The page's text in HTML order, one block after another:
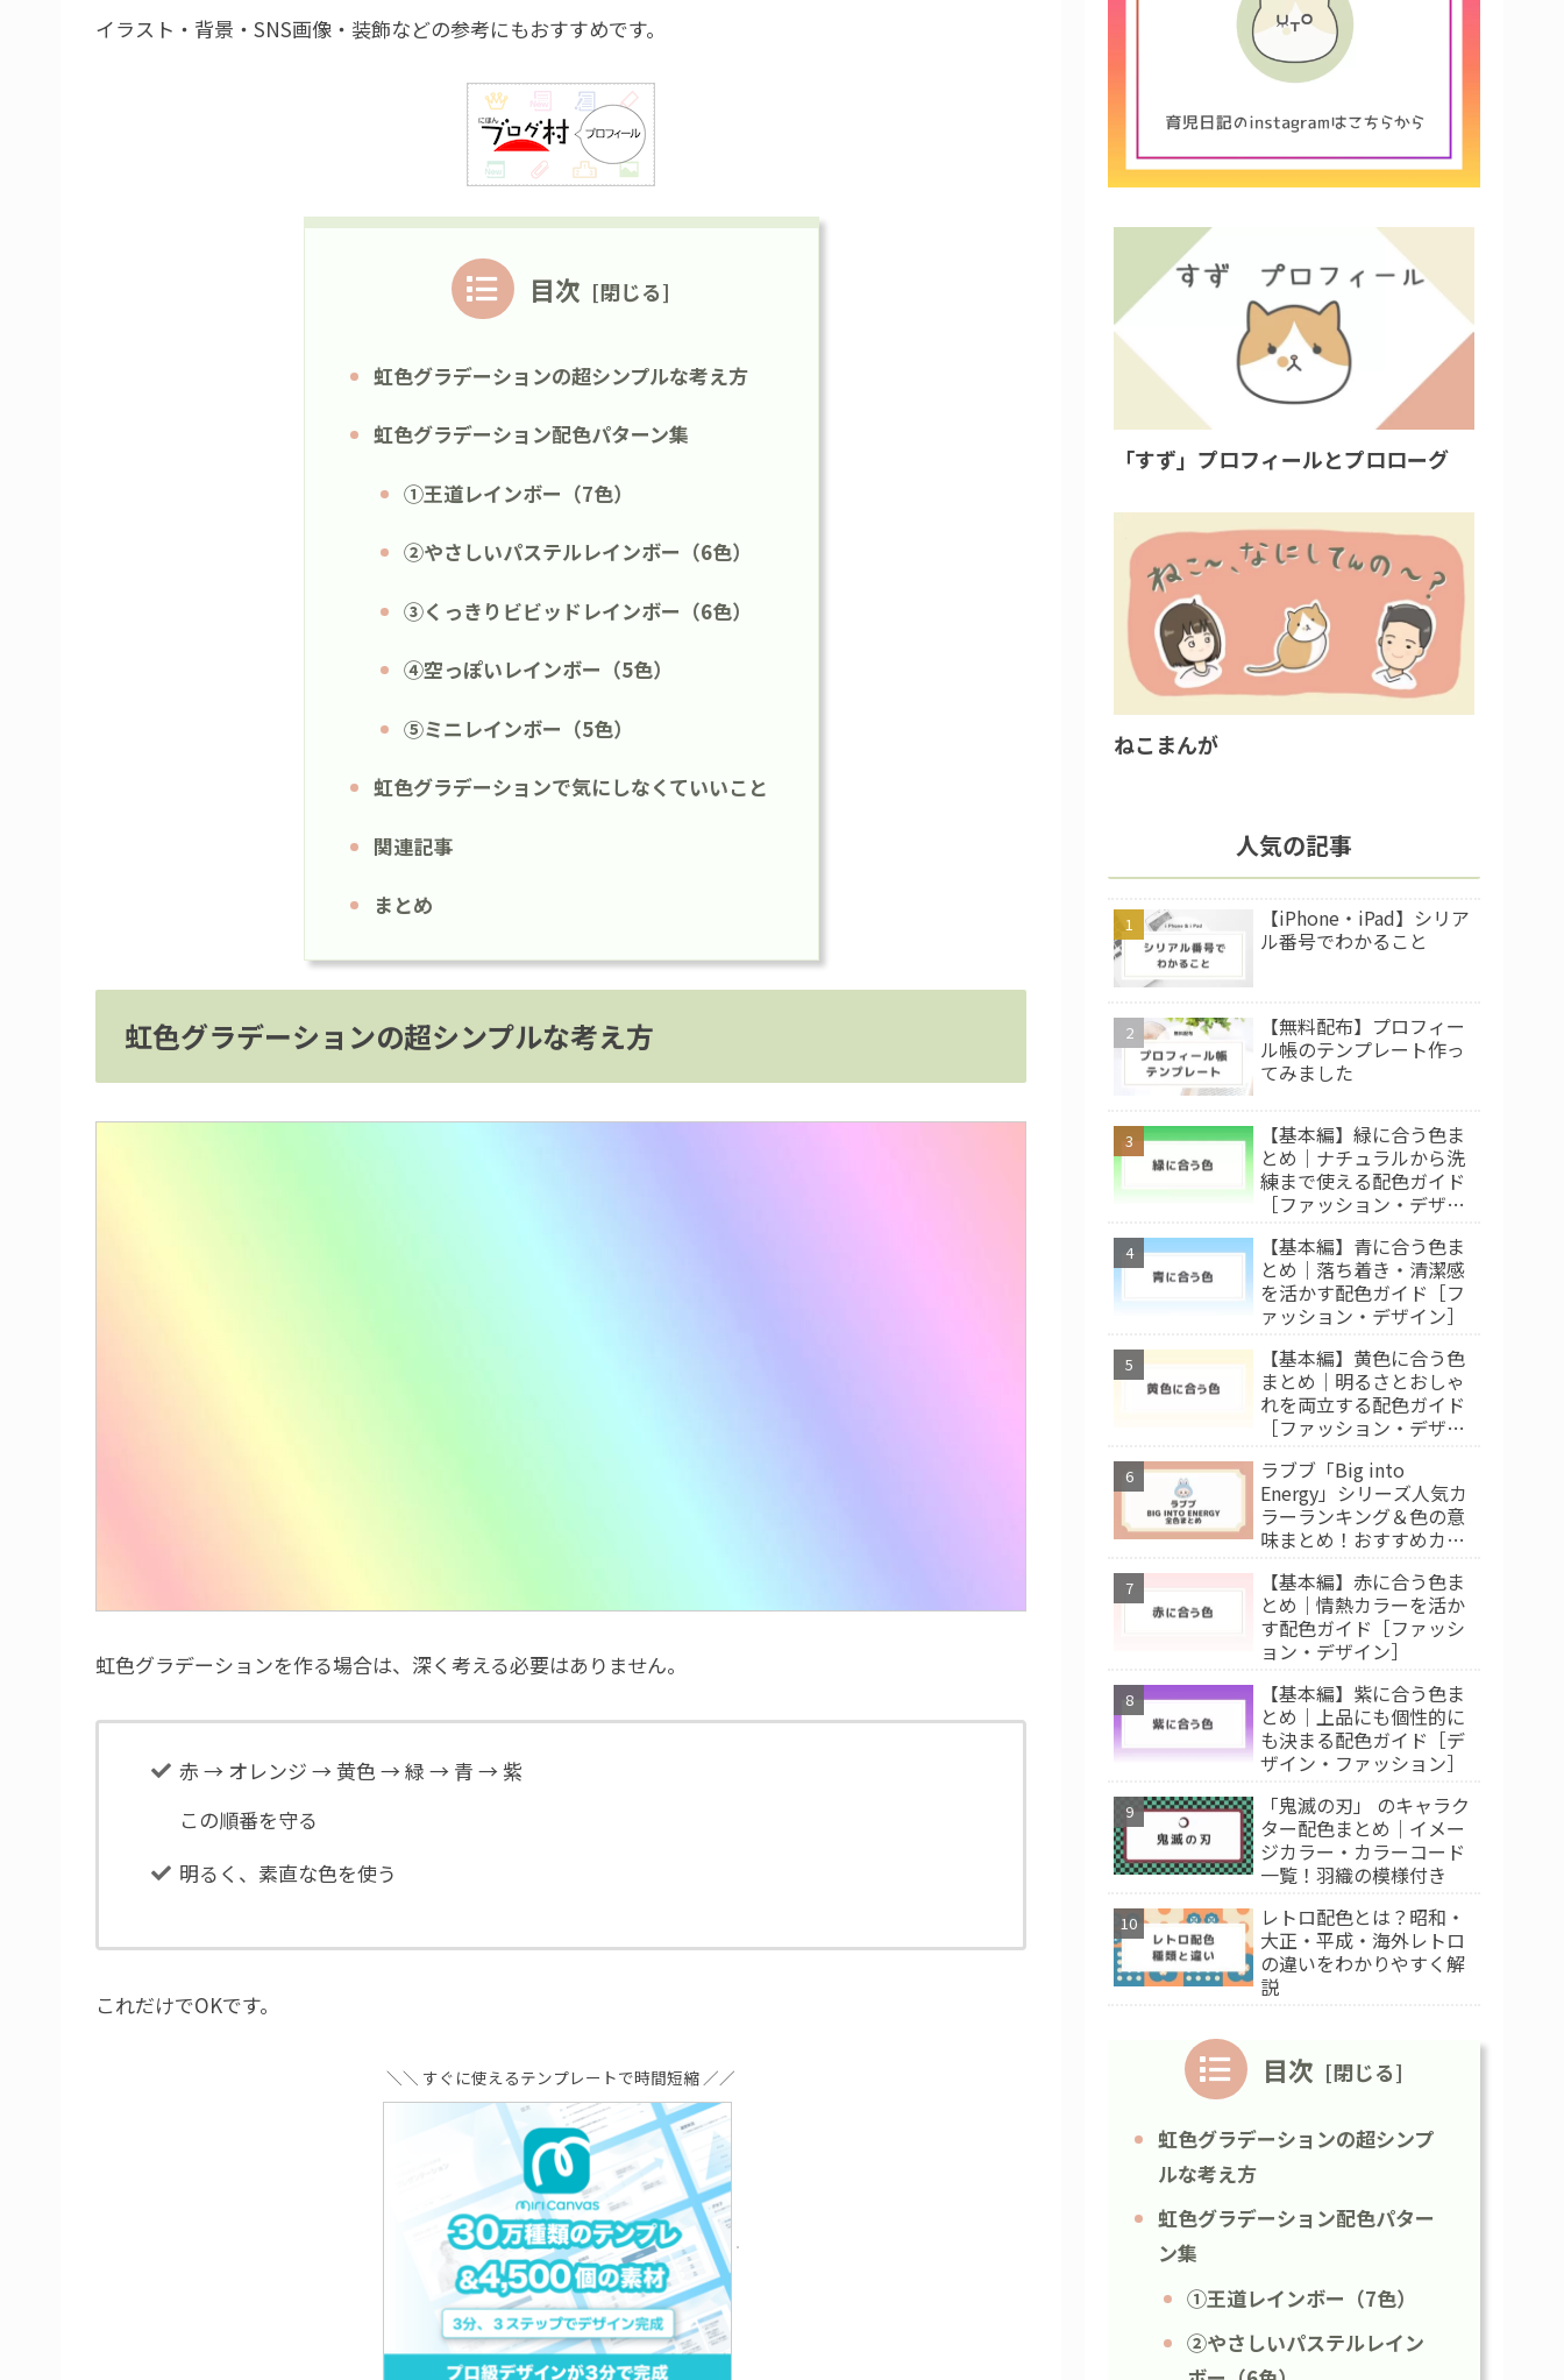
イラスト・背景・SNS画像・装飾などの参考にもおすすめです。
目次
虹色グラデーションの超シンプルな考え方
虹色グラデーション配色パターン集
①王道レインボー（7色）
②やさしいパステルレインボー（6色）
③くっきりビビッドレインボー（6色）
④空っぽいレインボー（5色）
⑤ミニレインボー（5色）
虹色グラデーションで気にしなくていいこと
関連記事
まとめ
虹色グラデーションの超シンプルな考え方
虹色グラデーションを作る場合は、深く考える必要はありません。
赤 → オレンジ → 黄色 → 緑 → 青 → 紫
この順番を守る
明るく、素直な色を使う
これだけでOKです。
＼＼ すぐに使えるテンプレートで時間短縮 ／／
「すず」プロフィールとプロローグ
ねこまんが
人気の記事
【iPhone・iPad】シリア
ル番号でわかること
【無料配布】プロフィー
ル帳のテンプレート作っ
てみました
【基本編】緑に合う色ま
とめ｜ナチュラルから洗
練まで使える配色ガイド
［ファッション・デザイ
【基本編】青に合う色ま
とめ｜落ち着き・清潔感
を活かす配色ガイド［フ
ァッション・デザイン］
【基本編】黄色に合う色
まとめ｜明るさとおしゃ
れを両立する配色ガイド
［ファッション・デザイ
ラブブ「Big into
Energy」シリーズ人気カ
ラーランキング＆色の意
味まとめ！おすすめカラ
【基本編】赤に合う色ま
とめ｜情熱カラーを活か
す配色ガイド［ファッシ
ョン・デザイン］
【基本編】紫に合う色ま
とめ｜上品にも個性的に
も決まる配色ガイド［デ
ザイン・ファッション］
「鬼滅の刃」 のキャラク
ター配色まとめ｜イメー
ジカラー・カラーコード
一覧！羽織の模様付き
レトロ配色とは？昭和・
大正・平成・海外レトロ
の違いをわかりやすく解
説
目次
虹色グラデーションの超シンプ
ルな考え方
虹色グラデーション配色パター
ン集
①王道レインボー（7色）
②やさしいパステルレイン